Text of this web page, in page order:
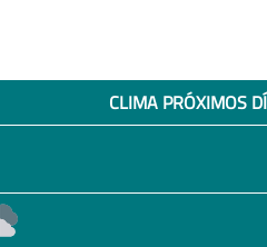
CLIMA PRÓXIMOS